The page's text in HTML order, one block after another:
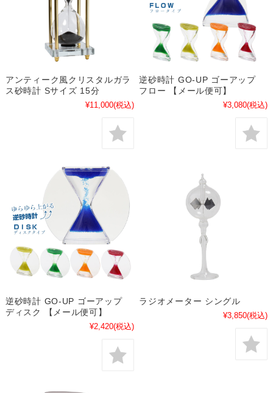
アンティーク風クリスタルガラ
ス砂時計 Sサイズ 15分
¥11,000(税込)
逆砂時計 GO-UP ゴーアップ
フロー 【メール便可】
¥3,080(税込)
逆砂時計 GO-UP ゴーアップ
ディスク 【メール便可】
¥2,420(税込)
ラジオメーター シングル
¥3,850(税込)